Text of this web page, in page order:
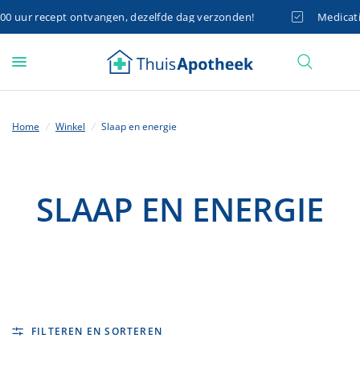
uur recept ontvangen, dezelfde dag verzonden!
Home / Winkel / Slaap en energie
SLAAP EN ENERGIE
FILTEREN EN SORTEREN